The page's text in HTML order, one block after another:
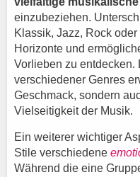
einzubeziehen.
Klassik, Jazz, Rock
Horizonte und
Vorlieben zu entdecken.
verschiedener Genres
Geschmack, sondern
Vielseitigkeit der Musik.
Ein weiterer wichtiger
Stile verschiedene
Während die eine